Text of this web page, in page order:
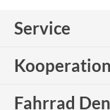
Service
Fahrrad